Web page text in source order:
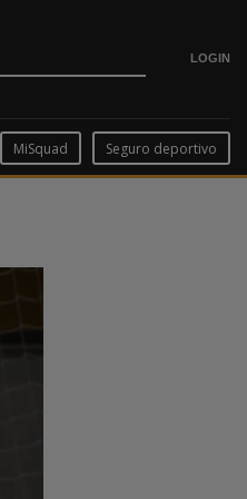
LOGIN
MiSquad Seguro deportivo